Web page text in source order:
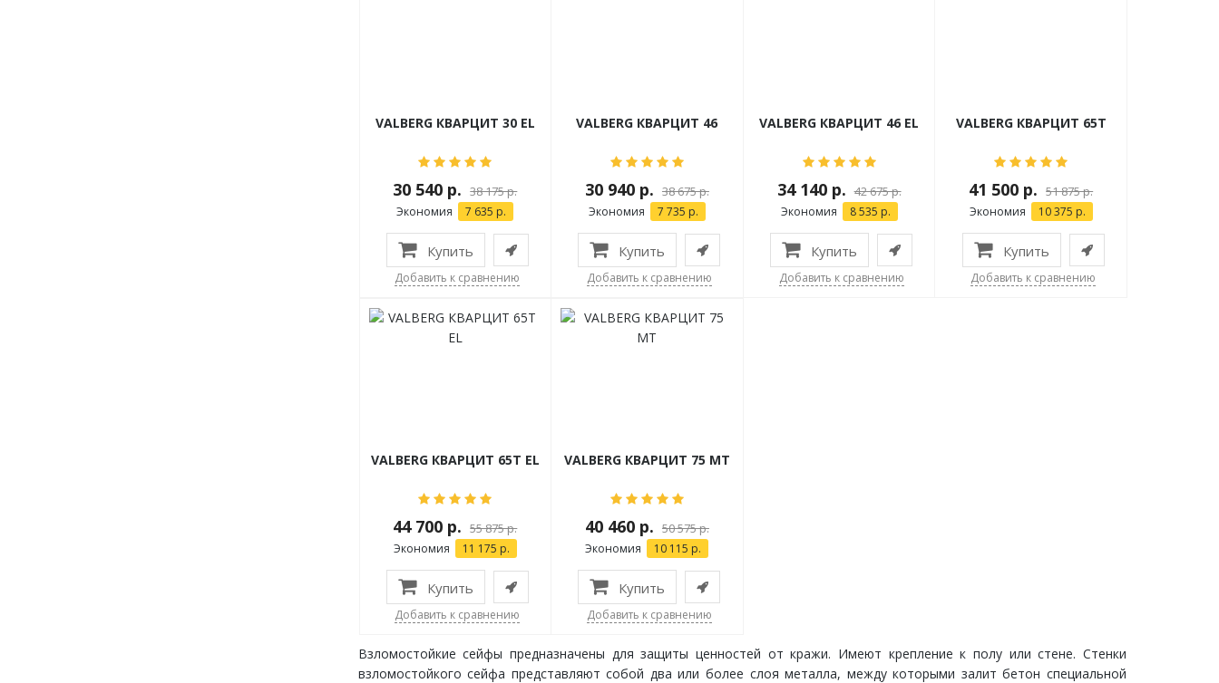
VALBERG КВАРЦИТ 30 EL
30 540 р. 38 175 р.
Экономия 7 635 р.
Купить
Добавить к сравнению
VALBERG КВАРЦИТ 46
30 940 р. 38 675 р.
Экономия 7 735 р.
Купить
Добавить к сравнению
VALBERG КВАРЦИТ 46 EL
34 140 р. 42 675 р.
Экономия 8 535 р.
Купить
Добавить к сравнению
VALBERG КВАРЦИТ 65Т
41 500 р. 51 875 р.
Экономия 10 375 р.
Купить
Добавить к сравнению
VALBERG КВАРЦИТ 65Т EL
44 700 р. 55 875 р.
Экономия 11 175 р.
Купить
Добавить к сравнению
VALBERG КВАРЦИТ 75 МТ
40 460 р. 50 575 р.
Экономия 10 115 р.
Купить
Добавить к сравнению
Взломостойкие сейфы предназначены для защиты ценностей от кражи. Имеют крепление к полу или стене. Стенки
взломостойкого сейфа представляют собой два или более слоя металла, между которыми залит бетон специальной